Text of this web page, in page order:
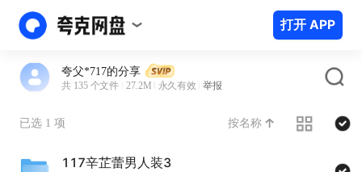
打开 APP
夸父*717的分享
共 135 个文件 27.2M 永久有效 举报
已选 1 项 按名称
117辛芷蕾男人装3